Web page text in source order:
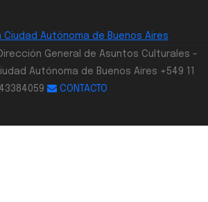
General de Asuntos Culturales -
Autónoma de Buenos Aires +549 11
43384059
CONTACTO